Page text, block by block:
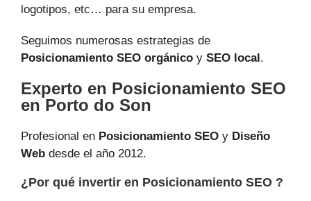
logotipos, etc… para su empresa.
Seguimos numerosas estrategias de
Posicionamiento SEO orgánico y SEO local .
Experto en Posicionamiento SEO
en Porto do Son
Profesional en Posicionamiento SEO y Diseño
Web desde el año 2012.
¿Por qué invertir en Posicionamiento SEO ?